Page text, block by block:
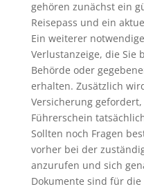
gehören zunächst ein
Reisepass und ein
Ein weiterer
Verlustanzeige, die Sie
Behörde oder
erhalten. Zusätzlich
Versicherung
Führerschein
Sollten noch Fragen
vorher bei der
anzurufen und sich
Dokumente sind für